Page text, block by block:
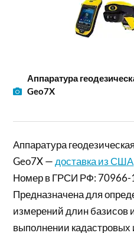
Аппаратура
Geo7X
Аппаратура
Geo7X — доставка из США
Номер в ГРСИ РФ: 70966-
Предназначена для
измерений длин базисов
выполнении